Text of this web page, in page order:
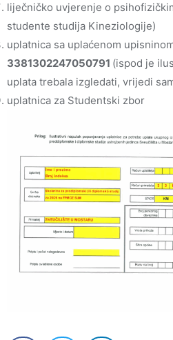
liječničko uvjerenje o
studente studija Kineziologije)
uplatnica sa uplaćenom
3381302247050791 (ispod je
uplata trebala izgledati, vrijedi
uplatnica za Studentski zbor